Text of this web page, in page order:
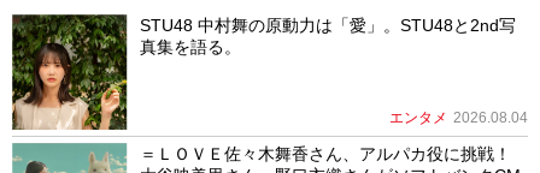
STU48 中村舞の原動力は「愛」。STU48と2nd写
真集を語る。
エンタメ 2026.08.04
＝ＬＯＶＥ佐々木舞香さん、アルパカ役に挑戦！